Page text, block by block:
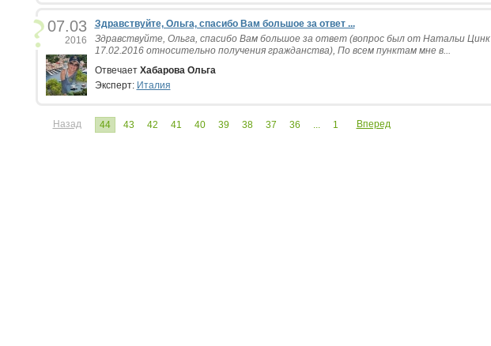
07.03
2016
Здравствуйте, Ольга, спасибо Вам большое за ответ ...
Здравствуйте, Ольга, спасибо Вам большое за ответ (вопрос был от Натальи Цинк
17.02.2016 относительно получения гражданства), По всем пунктам мне в...
Отвечает Хабарова Ольга
Эксперт: Италия
Назад 44 43 42 41 40 39 38 37 36 ... 1 Вперед